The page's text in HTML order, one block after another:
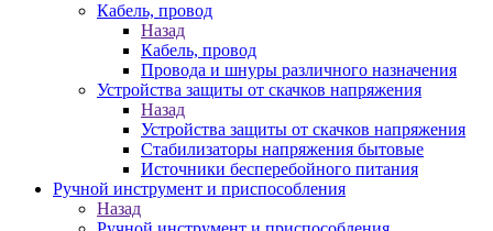
Кабель, провод
Назад
Кабель, провод
Провода и шнуры различного назначения
Устройства защиты от скачков напряжения
Назад
Устройства защиты от скачков напряжения
Стабилизаторы напряжения бытовые
Источники бесперебойного питания
Ручной инструмент и приспособления
Назад